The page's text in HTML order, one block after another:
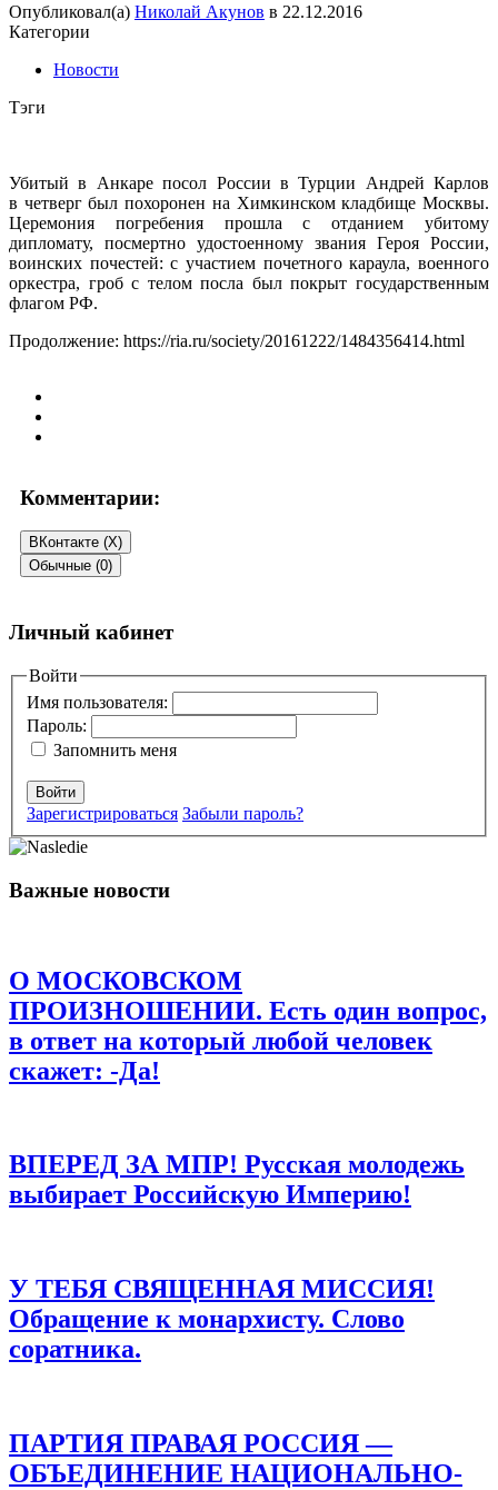
Опубликовал(а) Николай Акунов в 22.12.2016
Категории
Новости
Тэги
Убитый в Анкаре посол России в Турции Андрей Карлов
в четверг был похоронен на Химкинском кладбище Москвы.
Церемония погребения прошла с отданием убитому
дипломату, посмертно удостоенному звания Героя России,
воинских почестей: с участием почетного караула, военного
оркестра, гроб с телом посла был покрыт государственным
флагом РФ.
Продолжение: https://ria.ru/society/20161222/1484356414.html
Комментарии:
ВКонтакте (X)
Обычные (0)
Добавить комментарий
Ваш адрес email не будет опубликован. Обязательные поля
помечены*
Комментарий*
Сайт
Сохранить моё имя, email и адрес сайта в этом браузере для
последующих моих комментариев.
Личный кабинет
Войти
Имя пользователя:
Пароль:
Запомнить меня
Войти
Зарегистрироваться Забыли пароль?
Важные новости
О МОСКОВСКОМ
ПРОИЗНОШЕНИИ. Есть один вопрос,
в ответ на который любой человек
скажет: -Да!
ВПЕРЕД ЗА МПР! Русская молодежь
выбирает Российскую Империю!
У ТЕБЯ СВЯЩЕННАЯ МИССИЯ!
Обращение к монархисту. Слово
соратника.
ПАРТИЯ ПРАВАЯ РОССИЯ —
ОБЪЕДИНЕНИЕ НАЦИОНАЛЬНО-